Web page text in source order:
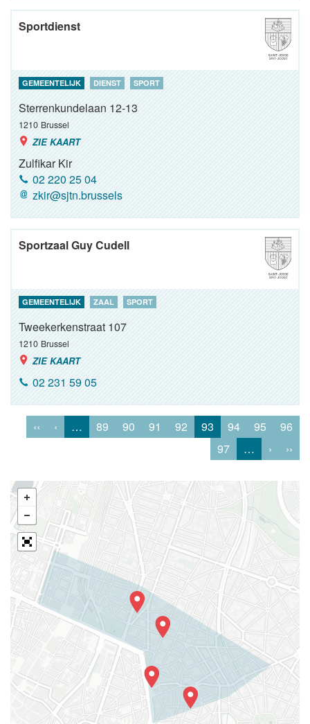
Sportdienst
GEMEENTELIJK DIENST SPORT
Sterrenkundelaan 12-13
1210 Brussel
ZIE KAART
Zulfikar Kir
02 220 25 04
zkir@sjtn.brussels
Sportzaal Guy Cudell
GEMEENTELIJK ZAAL SPORT
Tweekerkenstraat 107
1210 Brussel
ZIE KAART
02 231 59 05
‹‹ ‹ … 89 90 91 92 93 94 95
96
97
… › ››